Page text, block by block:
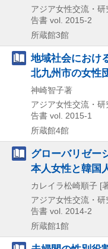
アジア女性交流・研
告書 vol. 2015-2
所蔵館3館
地域社会におけ
北九州市の女性
神崎智子著
アジア女性交流・研
告書 vol. 2015-1
所蔵館4館
グローバリゼー
本人女性と韓国
カレイラ松崎順子 [
アジア女性交流・研
告書 vol. 2014-2
所蔵館1館